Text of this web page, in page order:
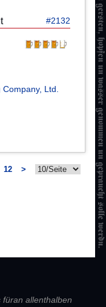
#2132
Ltd.
12 >
füran allenthalben